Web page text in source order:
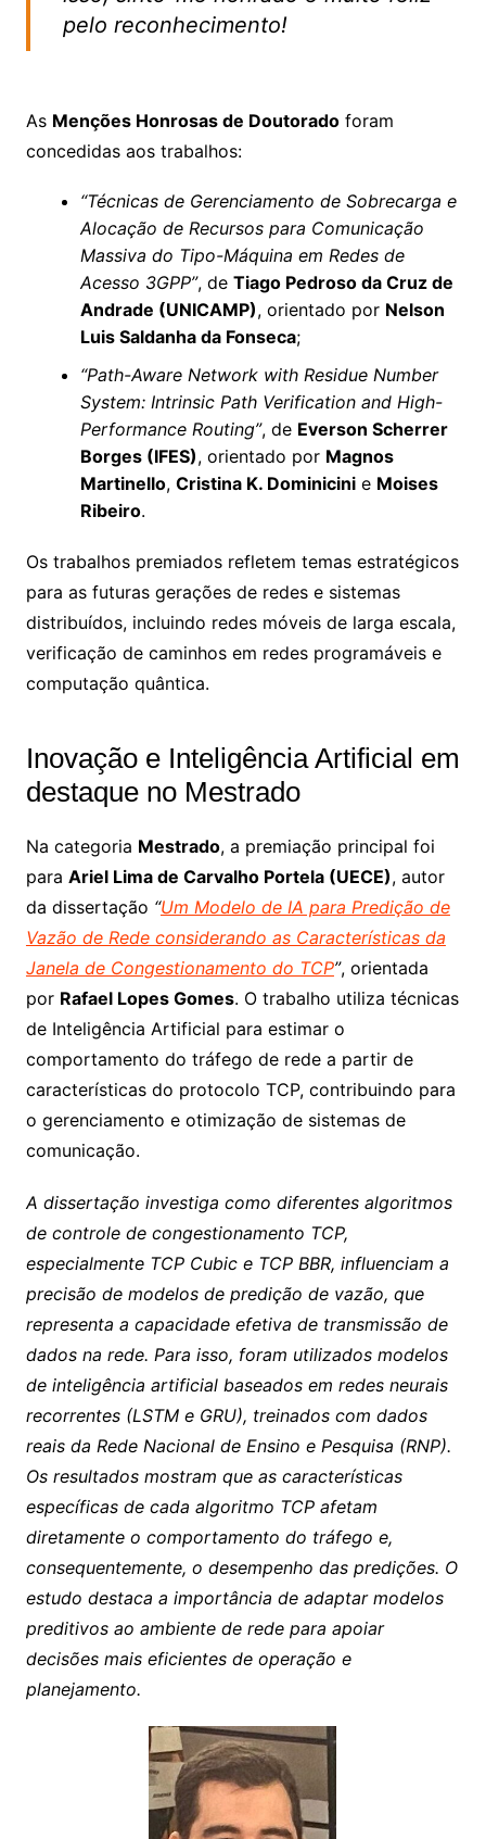
pelo reconhecimento!
As Menções Honrosas de Doutoradoforam
concedidas aos trabalhos:
“Técnicas de Gerenciamento de Sobrecarga e
Alocação de Recursos para Comunicação
Massiva do Tipo-Máquina em Redes de
Acesso 3GPP”, de Tiago Pedroso da Cruz de
Andrade (UNICAMP), orientado por Nelson
Luis Saldanha da Fonseca;
“Path-Aware Network with Residue Number
System: Intrinsic Path Verification and High-
Performance Routing”, de Everson Scherrer
Borges (IFES), orientado por Magnos
Martinello, Cristina K. Dominicinie Moises
Ribeiro.
Os trabalhos premiados refletem temas estratégicos
para as futuras gerações de redes e sistemas
distribuídos, incluindo redes móveis de larga escala,
verificação de caminhos em redes programáveis e
computação quântica.
Inovação e Inteligência Artificial em
destaque no Mestrado
Na categoria Mestrado, a premiação principal foi
para Ariel Lima de Carvalho Portela (UECE), autor
da dissertação “Um Modelo de IA para Predição de
Vazão de Rede considerando as Características da
Janela de Congestionamento do TCP”, orientada
por Rafael Lopes Gomes. O trabalho utiliza técnicas
de Inteligência Artificial para estimar o
comportamento do tráfego de rede a partir de
características do protocolo TCP, contribuindo para
o gerenciamento e otimização de sistemas de
comunicação.
A dissertação investiga como diferentes algoritmos
de controle de congestionamento TCP,
especialmente TCP Cubic e TCP BBR, influenciam a
precisão de modelos de predição de vazão, que
representa a capacidade efetiva de transmissão de
dados na rede. Para isso, foram utilizados modelos
de inteligência artificial baseados em redes neurais
recorrentes (LSTM e GRU), treinados com dados
reais da Rede Nacional de Ensino e Pesquisa (RNP).
Os resultados mostram que as características
específicas de cada algoritmo TCP afetam
diretamente o comportamento do tráfego e,
consequentemente, o desempenho das predições. O
estudo destaca a importância de adaptar modelos
preditivos ao ambiente de rede para apoiar
decisões mais eficientes de operação e
planejamento.